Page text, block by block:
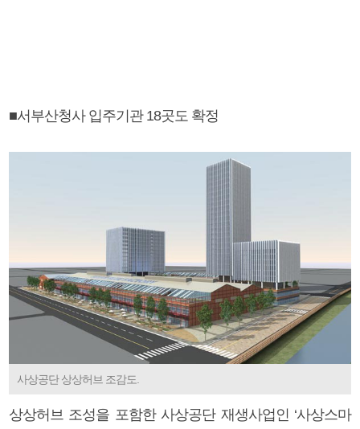
■서부산청사 입주기관 18곳도 확정
사상공단 상상허브 조감도.
상상허브 조성을 포함한 사상공단 재생사업인 ‘사상스마